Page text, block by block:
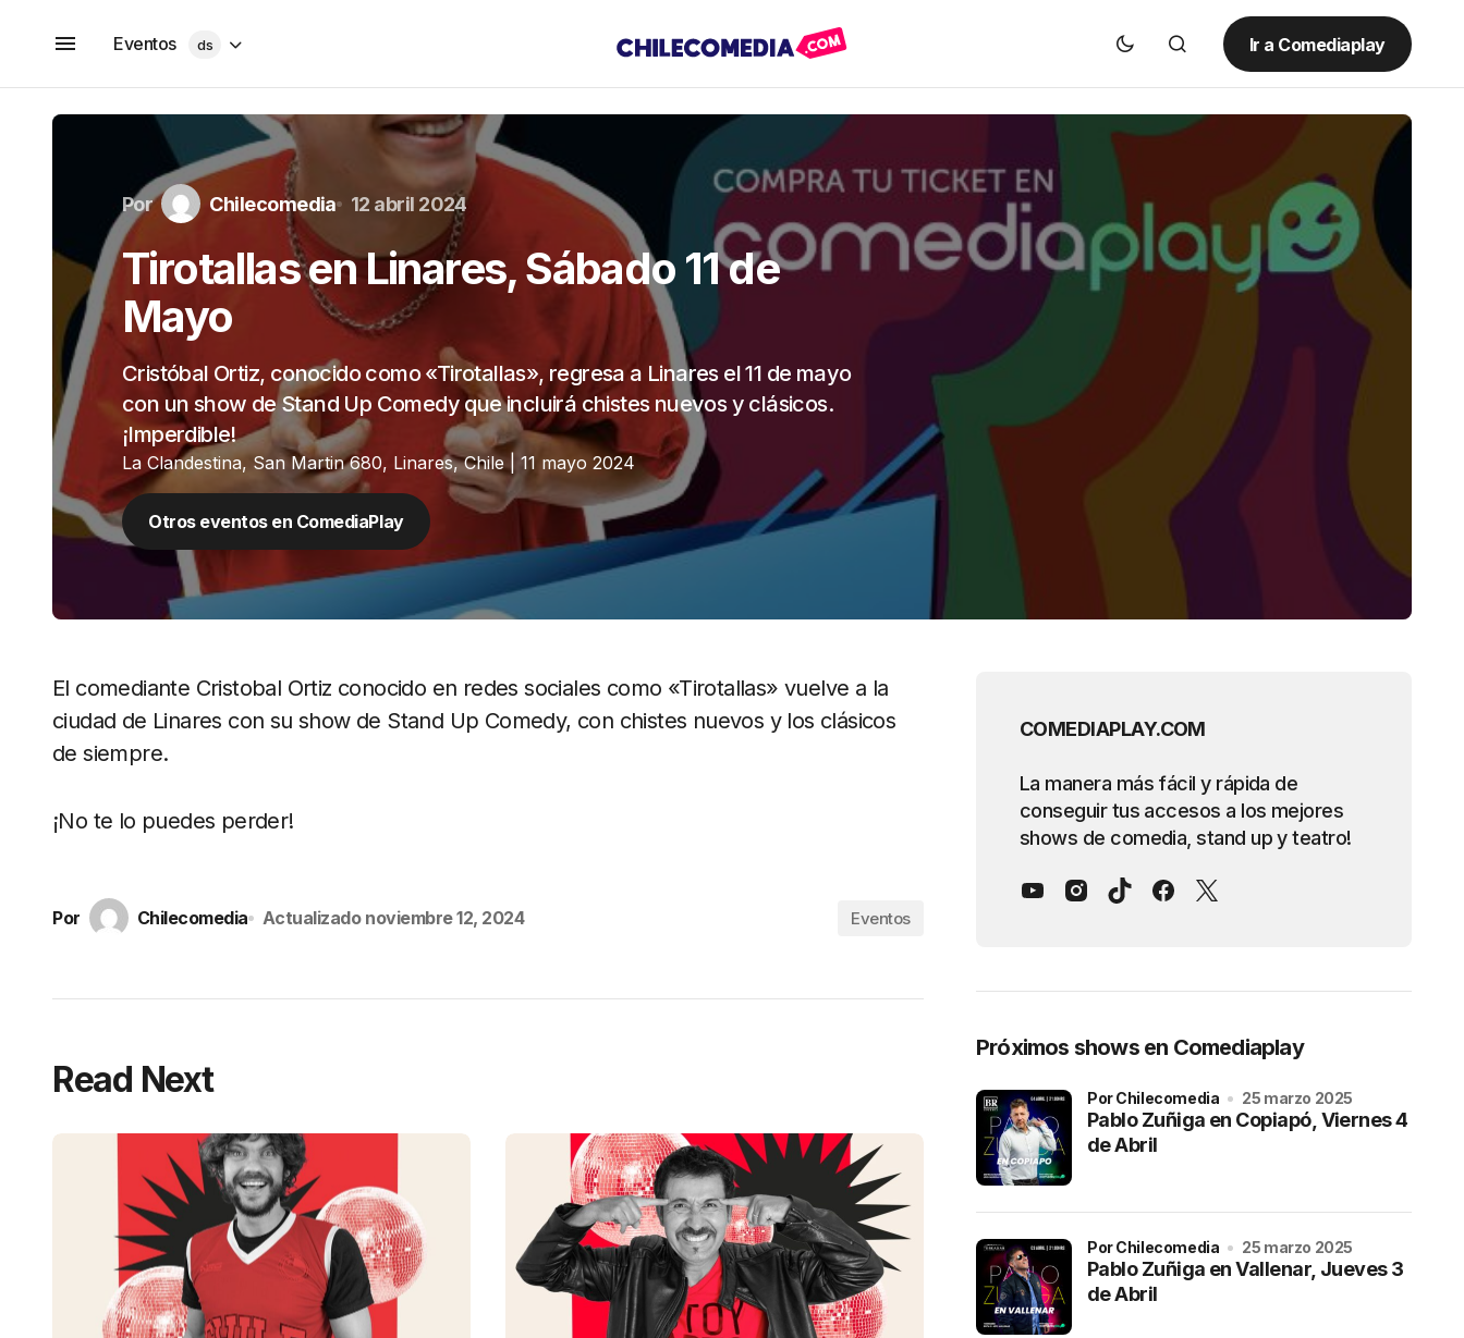
Eventos ds Ir a Comediaplay
Por Chilecomedia 12 abril 2024
Tirotallas en Linares, Sábado 11 de
Mayo
Cristóbal Ortiz, conocido como «Tirotallas», regresa a Linares el 11 de mayo
con un show de Stand Up Comedy que incluirá chistes nuevos y clásicos.
¡Imperdible!
La Clandestina, San Martin 680, Linares, Chile | 11 mayo 2024
Otros eventos en ComediaPlay
El comediante Cristobal Ortiz conocido en redes sociales como «Tirotallas» vuelve a la
ciudad de Linares con su show de Stand Up Comedy, con chistes nuevos y los clásicos
de siempre.
¡No te lo puedes perder!
Por Chilecomedia Actualizado noviembre 12, 2024 Eventos
Read Next
COMEDIAPLAY.COM
La manera más fácil y rápida de
conseguir tus accesos a los mejores
shows de comedia, stand up y teatro!
Próximos shows en Comediaplay
Pablo Zuñiga en Copiapó, Viernes 4
de Abril
por Chilecomedia 25 marzo 2025
Pablo Zuñiga en Vallenar, Jueves 3
de Abril
por Chilecomedia 25 marzo 2025